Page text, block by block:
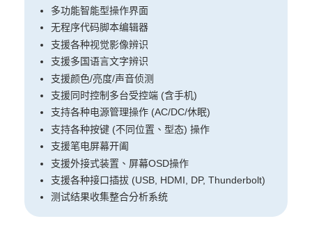
多功能智能型操作界面
无程序代码脚本编辑器
支援各种视觉影像辨识
支援多国语言文字辨识
支援颜色/亮度/声音侦测
支援同时控制多台受控端 (含手机)
支持各种电源管理操作 (AC/DC/休眠)
支持各种按键 (不同位置、型态) 操作
支援笔电屏幕开阖
支援外接式装置、屏幕OSD操作
支援各种接口插拔 (USB, HDMI, DP, Thunderbolt)
测试结果收集整合分析系统